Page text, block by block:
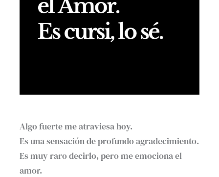
Algo fuerte me atraviesa hoy.
Es una sensación de profundo agradecimiento.
Es muy raro decirlo, pero me emociona el
amor.